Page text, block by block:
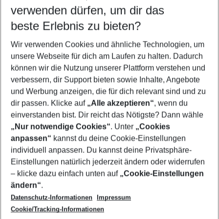
Wähle deinen Reisezeitraum
5-8 Nächte
2 Erwachsene Keine Kinder
Mehr Filter anzeigen
Footer
Footer navigation
Über uns
AGB
Bestpreisgarantie
Cookie-Einstellungen ändern
Cookie-Richtlinie
Agenturbetreuung
Barrierefreies Reisen
Folge uns
verwenden dürfen, um dir das
beste Erlebnis zu bieten?
Wir verwenden Cookies und ähnliche Technologien, um
unsere Webseite für dich am Laufen zu halten. Dadurch
können wir die Nutzung unserer Plattform verstehen und
verbessern, dir Support bieten sowie Inhalte, Angebote
und Werbung anzeigen, die für dich relevant sind und zu
dir passen. Klicke auf „Alle akzeptieren“, wenn du
einverstanden bist. Dir reicht das Nötigste? Dann wähle
„Nur notwendige Cookies“. Unter „Cookies
anpassen“ kannst du deine Cookie-Einstellungen
individuell anpassen. Du kannst deine Privatsphäre-
Einstellungen natürlich jederzeit ändern oder widerrufen
– klicke dazu einfach unten auf „Cookie-Einstellungen
ändern“.
Datenschutz-Informationen
Impressum
Cookie/Tracking-Informationen